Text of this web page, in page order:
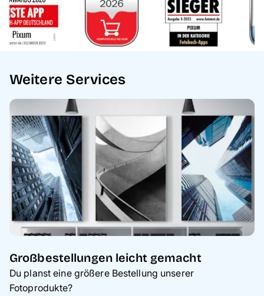
Weitere Services
Großbestellungen leicht gemacht
Du planst eine größere Bestellung unserer
Fotoprodukte?